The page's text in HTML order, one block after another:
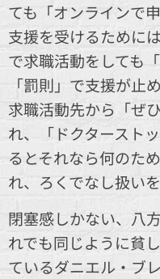
ても「オンラインで
支援を受けるために
で求職活動をしても
「罰則」で支援が止
求職活動先から「ぜ
れ、「ドクタースト
るとそれなら何のた
れ、ろくでなし扱いを
閉塞感しかない、八
れでも同じように貧
ているダニエル・ブレ